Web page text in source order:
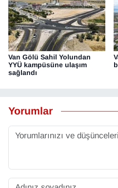
Van Gölü Sahil Yolundan
YYÜ kampüsüne ulaşım
sağlandı
Yorumlar